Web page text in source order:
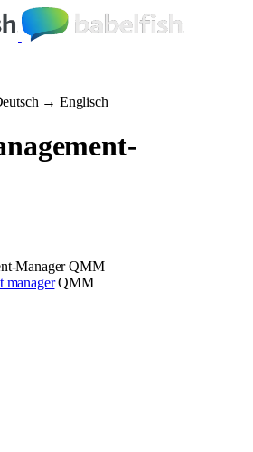
→ Englisch
Manager QMM
manager QMM